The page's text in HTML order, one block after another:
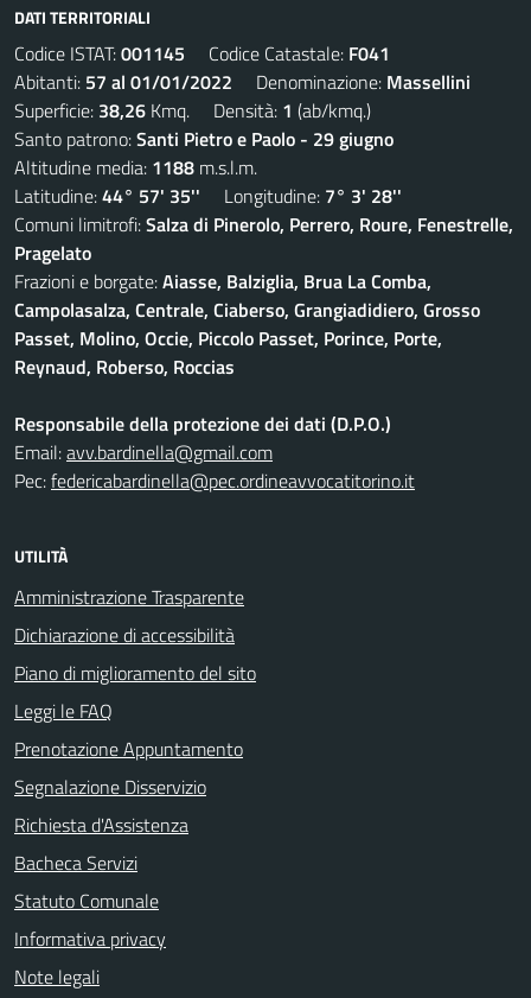
DATI TERRITORIALI
Codice ISTAT:001145 Codice Catastale: F041
Abitanti: 57 al 01/01/2022 Denominazione: Massellini
Superficie: 38,26 Kmq. Densità: 1 (ab/kmq.)
Santo patrono:Santi Pietro e Paolo - 29 giugno
Altitudine media: 1188 m.s.l.m.
Latitudine:44° 57' 35'' Longitudine: 7° 3' 28''
Comuni limitrofi:Salza di Pinerolo, Perrero, Roure, Fenestrelle,
Pragelato
Frazioni e borgate:Aiasse, Balziglia, Brua La Comba,
Campolasalza, Centrale, Ciaberso, Grangiadidiero, Grosso
Passet, Molino, Occie, Piccolo Passet, Porince, Porte,
Reynaud, Roberso, Roccias
Responsabile della protezione dei dati (D.P.O.)
Email:avv.bardinella@gmail.com
Pec:federicabardinella@pec.ordineavvocatitorino.it
UTILITÀ
Amministrazione Trasparente
Dichiarazione di accessibilità
Piano di miglioramento del sito
Leggi le FAQ
Prenotazione Appuntamento
Segnalazione Disservizio
Richiesta d'Assistenza
Bacheca Servizi
Statuto Comunale
Informativa privacy
Note legali